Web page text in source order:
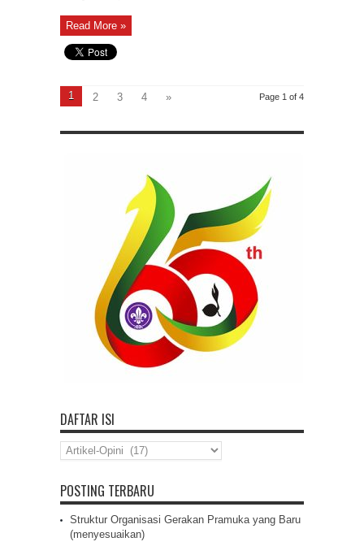
Read More »
Page 1 of 4
1 2 3 4 »
DAFTAR ISI
Daftar
Isi
POSTING TERBARU
Struktur Organisasi Gerakan Pramuka yang Baru
(menyesuaikan)